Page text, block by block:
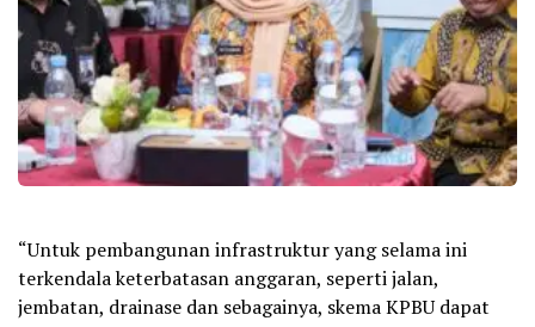
“Untuk pembangunan infrastruktur yang selama ini
terkendala keterbatasan anggaran, seperti jalan,
jembatan, drainase dan sebagainya, skema KPBU dapat